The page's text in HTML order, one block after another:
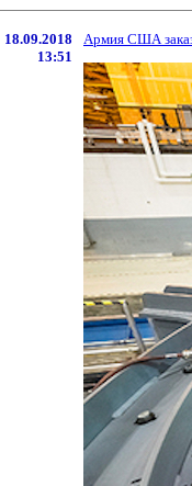
18.09.2018
13:51
Армия США